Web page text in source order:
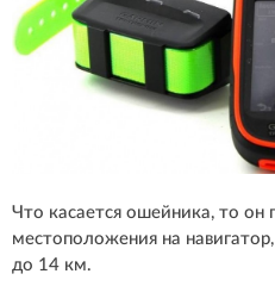
Что касается ошейника, то он
местоположения на
до 14 км.